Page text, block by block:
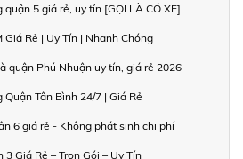
5 giá rẻ, uy tín [GỌI LÀ CÓ XE]
Giá Rẻ | Uy Tín | Nhanh Chóng
quận Phú Nhuận uy tín, giá rẻ 2026
Quận Tân Bình 24/7 | Giá Rẻ
6 giá rẻ - Không phát sinh chi phí
Giá Rẻ – Trọn Gói – Uy Tín